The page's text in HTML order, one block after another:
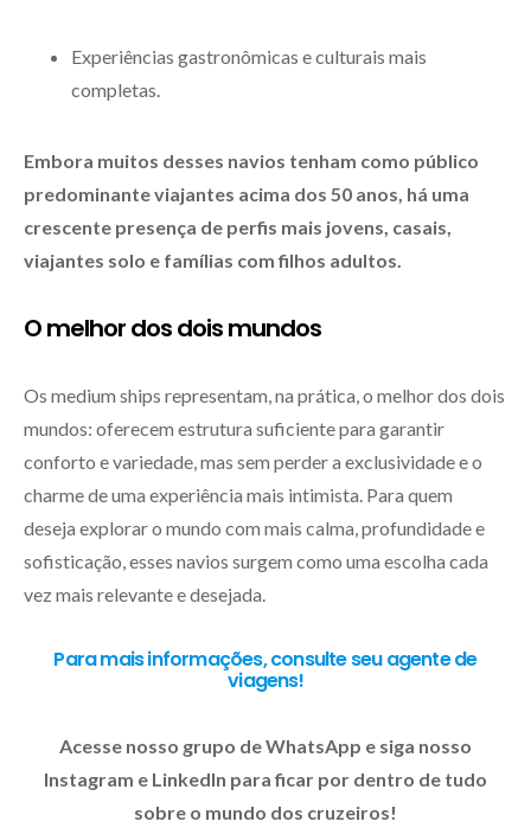
Experiências gastronômicas e culturais mais
completas.
Embora muitos desses navios tenham como público
predominante viajantes acima dos 50 anos, há uma
crescente presença de perfis mais jovens, casais,
viajantes solo e famílias com filhos adultos.
O melhor dos dois mundos
Os medium ships representam, na prática, o melhor dos dois
mundos: oferecem estrutura suficiente para garantir
conforto e variedade, mas sem perder a exclusividade e o
charme de uma experiência mais intimista. Para quem
deseja explorar o mundo com mais calma, profundidade e
sofisticação, esses navios surgem como uma escolha cada
vez mais relevante e desejada.
Para mais informações, consulte seu agente de
viagens!
Acesse nosso grupo de WhatsApp e siga nosso
Instagram e LinkedIn para ficar por dentro de tudo
sobre o mundo dos cruzeiros!